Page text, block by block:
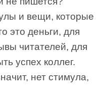
и вещи, которые
это деньги, для
читателей, для
успех коллег.
нет стимула,